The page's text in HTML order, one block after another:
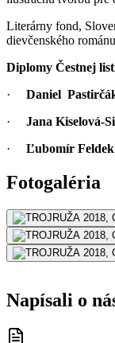
Literárny fond,
dievčenského
Diplomy Čestnej
· Daniel
· Jana Kiselová-
· Ľubomír Feldek
Fotogaléria
Napísali o